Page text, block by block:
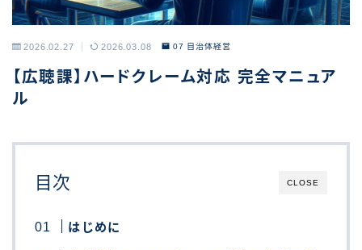
2026.02.27 2026.03.08 07 自治体経営
【広聴課】ハードクレーム対応 完全マニュア
ル
CLOSE
目次
はじめに